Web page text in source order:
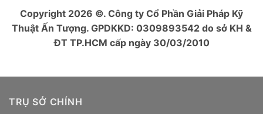
Copyright 2026 ©. Công ty Cổ Phần Giải Pháp Kỹ
Thuật Ấn Tượng. GPDKKD: 0309893542 do sở KH &
ĐT TP.HCM cấp ngày 30/03/2010
TRỤ SỞ CHÍNH